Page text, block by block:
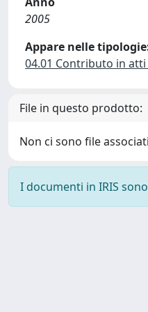
2005
Appare nelle
04.01 Contributo in
File in questo prodotto:
Non ci sono file
I documenti in IRIS